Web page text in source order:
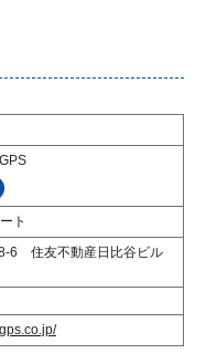
ト
6 住友不動産日比谷ビル